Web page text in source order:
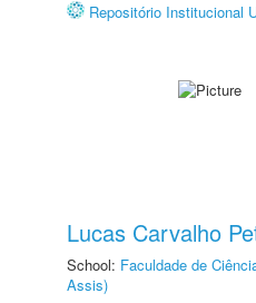
Repositório Institucional
Lucas Carvalho
School: Faculdade de
Assis)